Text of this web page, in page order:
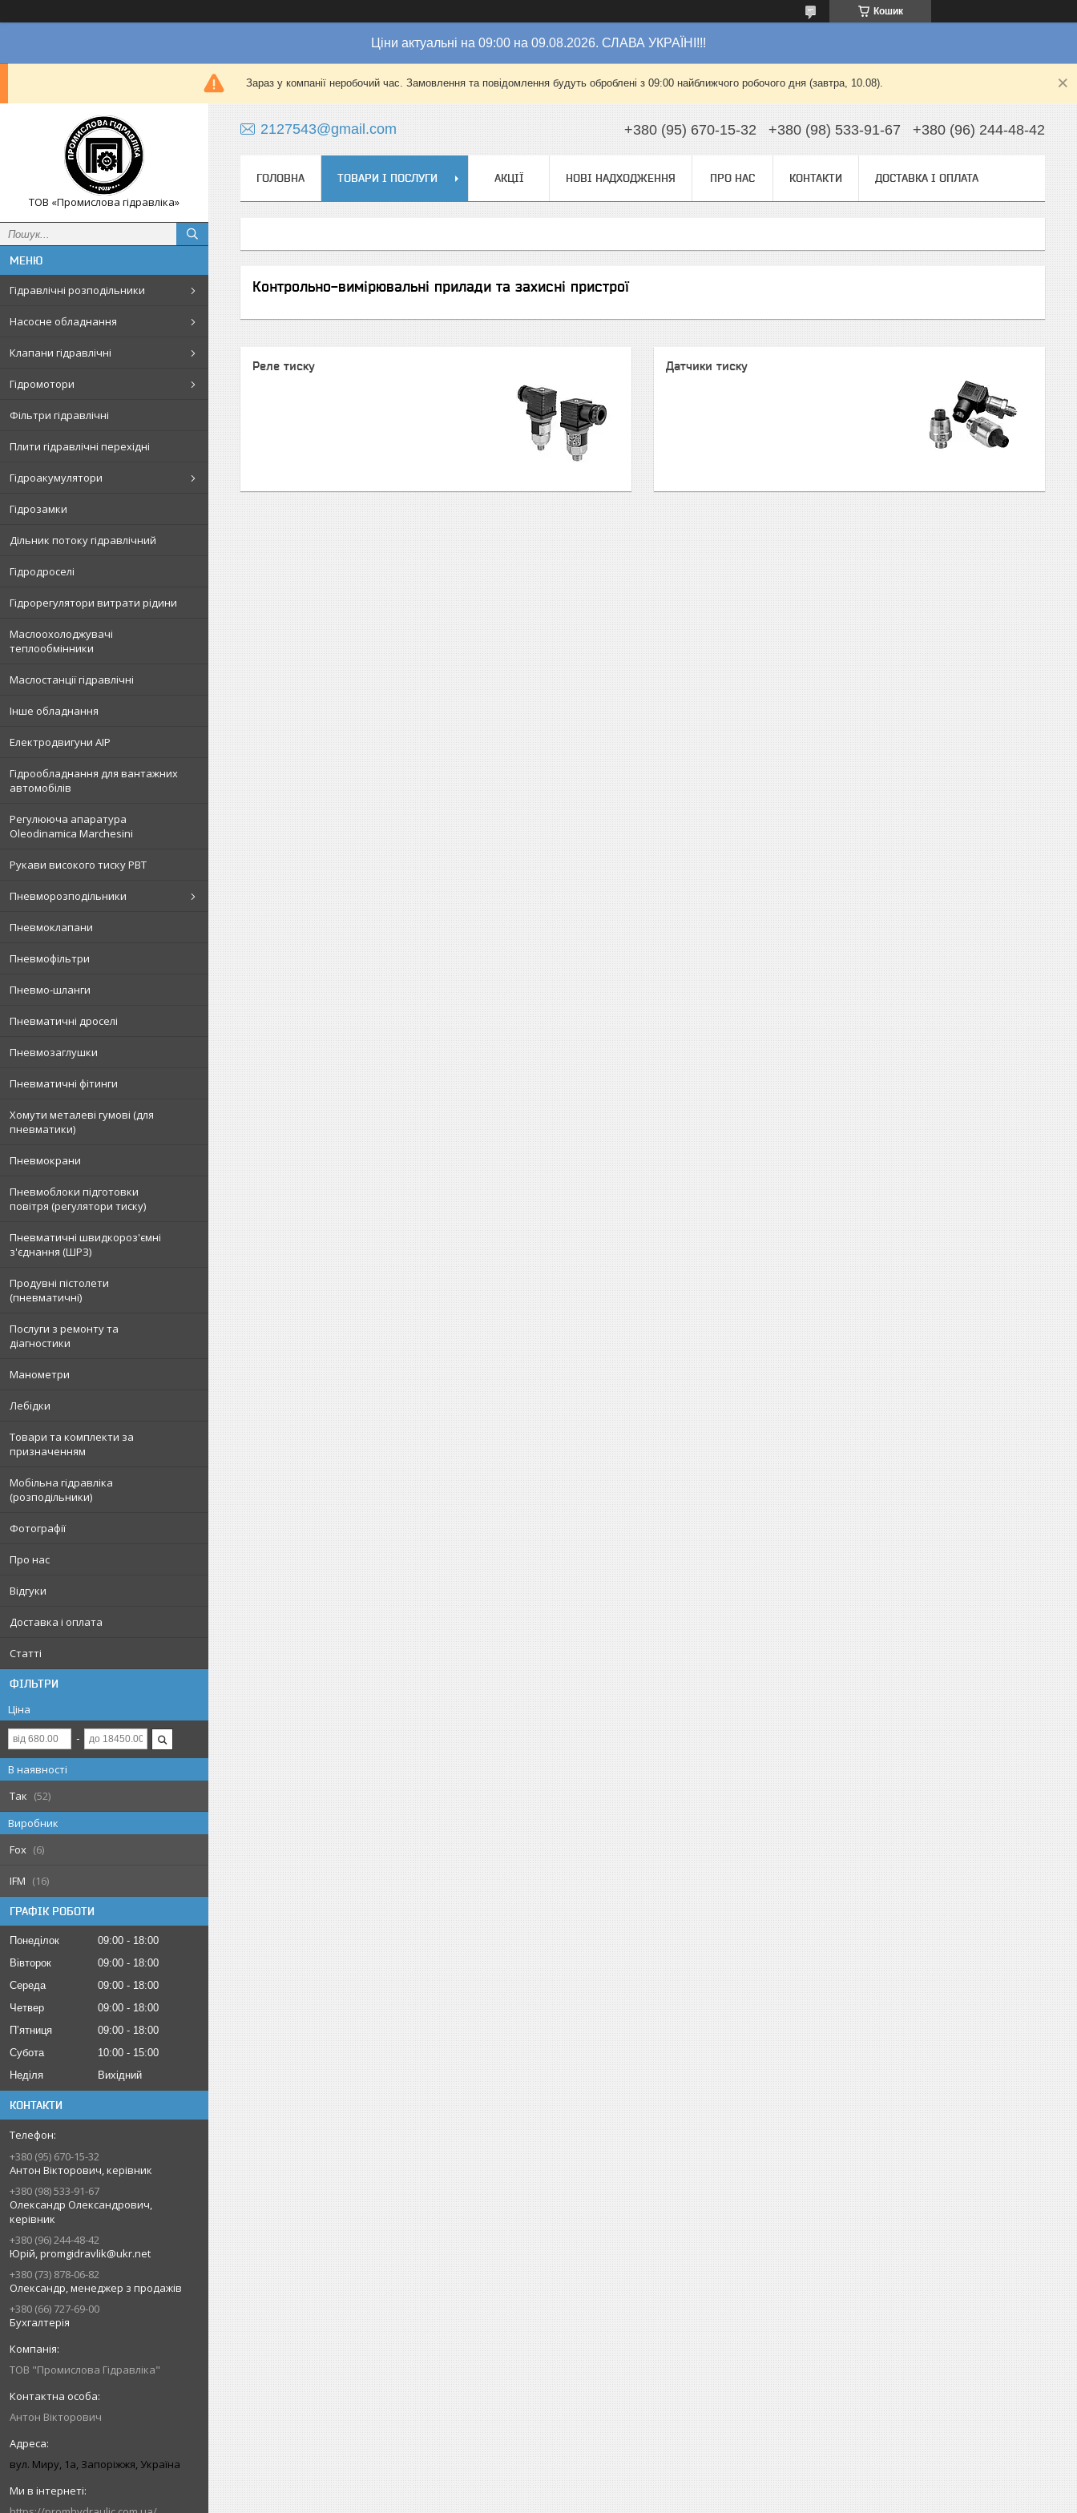
Кошик
Ціни актуальні на 09:00 на 09.08.2026. СЛАВА УКРАЇНІ!!!
Зараз у компанії неробочий час. Замовлення та повідомлення будуть оброблені з 09:00 найближчого робочого дня (завтра, 10.08).
ТОВ «Промислова гідравліка»
Гідравлічні розподільники
Насосне обладнання
Клапани гідравлічні
Гідромотори
Фільтри гідравлічні
Плити гідравлічні перехідні
Гідроакумулятори
Гідрозамки
Дільник потоку гідравлічний
Гідродроселі
Гідрорегулятори витрати рідини
Маслоохолоджувачі
теплообмінники
Маслостанції гідравлічні
Інше обладнання
Електродвигуни АІР
Гідрообладнання для вантажних
автомобілів
Регулююча апаратура
Oleodinamica Marchesini
Рукави високого тиску РВТ
Пневморозподільники
Пневмоклапани
Пневмофільтри
Пневмо-шланги
Пневматичні дроселі
Пневмозаглушки
Пневматичні фітинги
Хомути металеві гумові (для
пневматики)
Пневмокрани
Пневмоблоки підготовки
повітря (регулятори тиску)
Пневматичні швидкороз'ємні
з'єднання (ШРЗ)
Продувні пістолети
(пневматичні)
Послуги з ремонту та
діагностики
Манометри
Лебідки
Товари та комплекти за
призначенням
Мобільна гідравліка
(розподільники)
Фотографії
Про нас
Відгуки
Доставка і оплата
Статті
ФІЛЬТРИ
Ціна
В наявності
Так
52
Виробник
Fox
6
IFM 16
ГРАФІК РОБОТИ
Понеділок 09:00
18:00
Вівторок
09:00
18:00
Середа
09:00
18:00
Четвер
09:00
18:00
Пʼятниця
09:00
18:00
Субота
10:00
15:00
Неділя
Вихідний
КОНТАКТИ
+380 (95) 670-15-32
Антон Вікторович, керівник
+380 (98) 533-91-67
Олександр Олександрович,
керівник
+380 (96) 244-48-42
Юрій, promgidravlik@ukr.net
+380 (73) 878-06-82
Олександр, менеджер з продажів
+380 (66) 727-69-00
Бухгалтерія
ТОВ "Промислова Гідравліка"
Антон Вікторович
вул. Миру, 1а, Запоріжжя, Україна
2127543@gmail.com +380 (95) 670-15-32 +380 (98) 533-91-67 +380 (96) 244-48-42
ГОЛОВНА ТОВАРИ І ПОСЛУГИ АКЦІЇ НОВІ НАДХОДЖЕННЯ ПРО НАС КОНТАКТИ ДОСТАВКА І ОПЛАТА
Контрольно-вимірювальні прилади та захисні пристрої
Реле тиску Датчики тиску